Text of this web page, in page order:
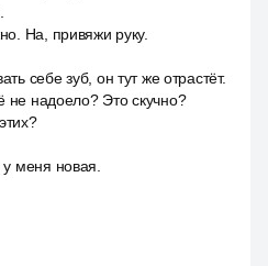
На, привяжи руку.
себе зуб, он тут же отрастёт.
надоело? Это скучно?
меня новая.